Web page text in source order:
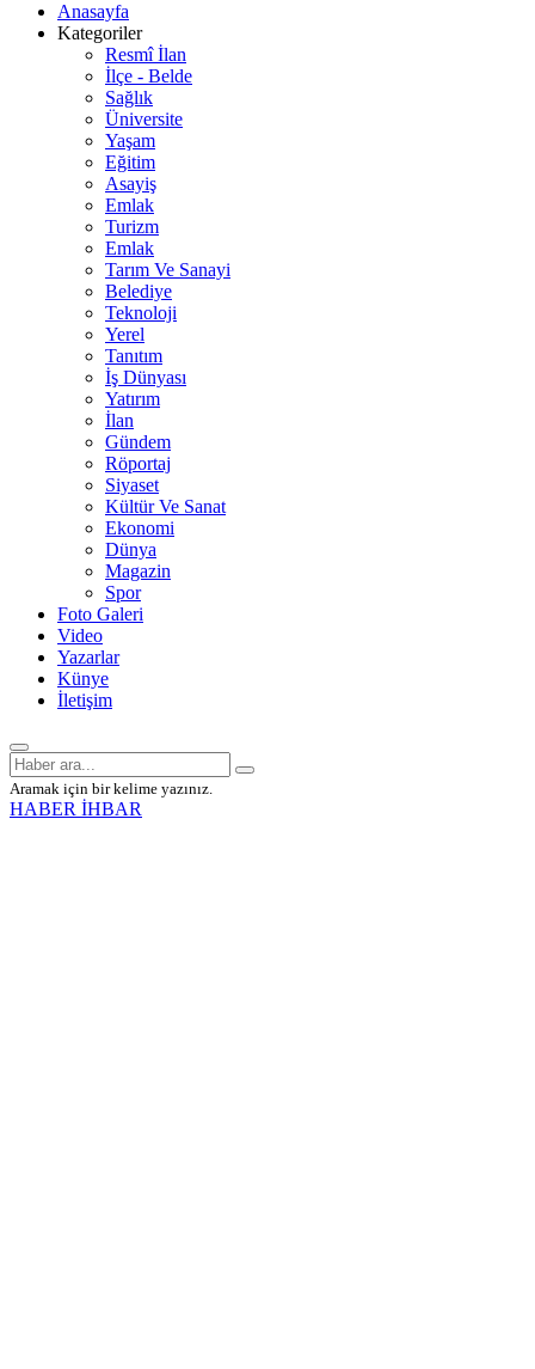
Anasayfa
Kategoriler
Resmî İlan
İlçe - Belde
Sağlık
Üniversite
Yaşam
Eğitim
Asayiş
Emlak
Turizm
Emlak
Tarım Ve Sanayi
Belediye
Teknoloji
Yerel
Tanıtım
İş Dünyası
Yatırım
İlan
Gündem
Röportaj
Siyaset
Kültür Ve Sanat
Ekonomi
Dünya
Magazin
Spor
Foto Galeri
Video
Yazarlar
Künye
İletişim
Aramak için bir kelime yazınız.
HABER İHBAR